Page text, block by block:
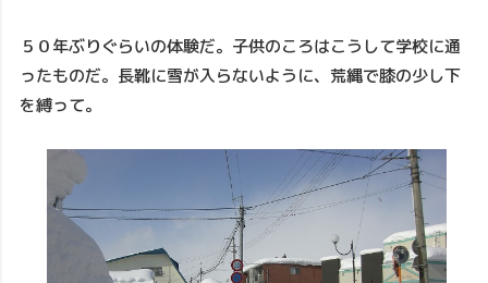
５０年ぶりぐらいの体験だ。子供のころはこうして学校に通
ったものだ。長靴に雪が入らないように、荒縄で膝の少し下
を縛って。